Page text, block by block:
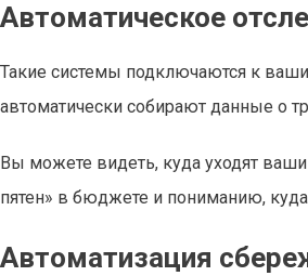
Автоматическое
Такие системы подключаются к
Вы можете видеть, куда уходят
пятен» в бюджете и пониманию,
Автоматизация